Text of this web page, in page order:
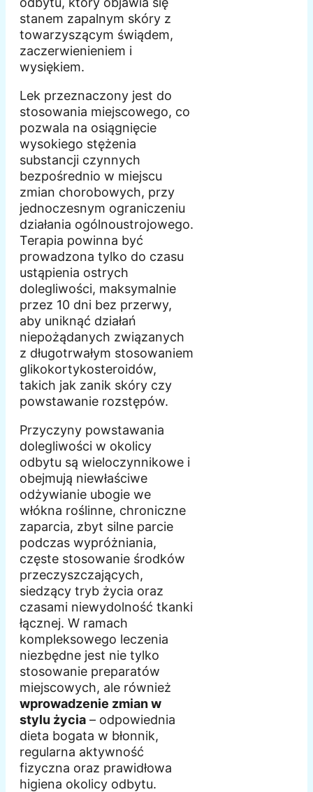
stanem zapalnym skóry z
towarzyszącym świądem,
zaczerwienieniem i
wysiękiem.
Lek przeznaczony jest do
stosowania miejscowego, co
pozwala na osiągnięcie
wysokiego stężenia
substancji czynnych
bezpośrednio w miejscu
zmian chorobowych, przy
jednoczesnym ograniczeniu
działania ogólnoustrojowego.
Terapia powinna być
prowadzona tylko do czasu
ustąpienia ostrych
dolegliwości, maksymalnie
przez 10 dni bez przerwy,
aby uniknąć działań
niepożądanych związanych
z długotrwałym stosowaniem
glikokortykosteroidów,
takich jak zanik skóry czy
powstawanie rozstępów.
Przyczyny powstawania
dolegliwości w okolicy
odbytu są wieloczynnikowe i
obejmują niewłaściwe
odżywianie ubogie we
włókna roślinne, chroniczne
zaparcia, zbyt silne parcie
podczas wypróżniania,
częste stosowanie środków
przeczyszczających,
siedzący tryb życia oraz
czasami niewydolność tkanki
łącznej. W ramach
kompleksowego leczenia
niezbędne jest nie tylko
stosowanie preparatów
miejscowych, ale również
wprowadzenie zmian w
stylu życia – odpowiednia
dieta bogata w błonnik,
regularna aktywność
fizyczna oraz prawidłowa
higiena okolicy odbytu.